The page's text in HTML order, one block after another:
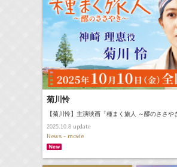
菊川怜
【菊川怜】主演映画「種まく旅人 ～醪のささや
2025.10.8update
News - movie